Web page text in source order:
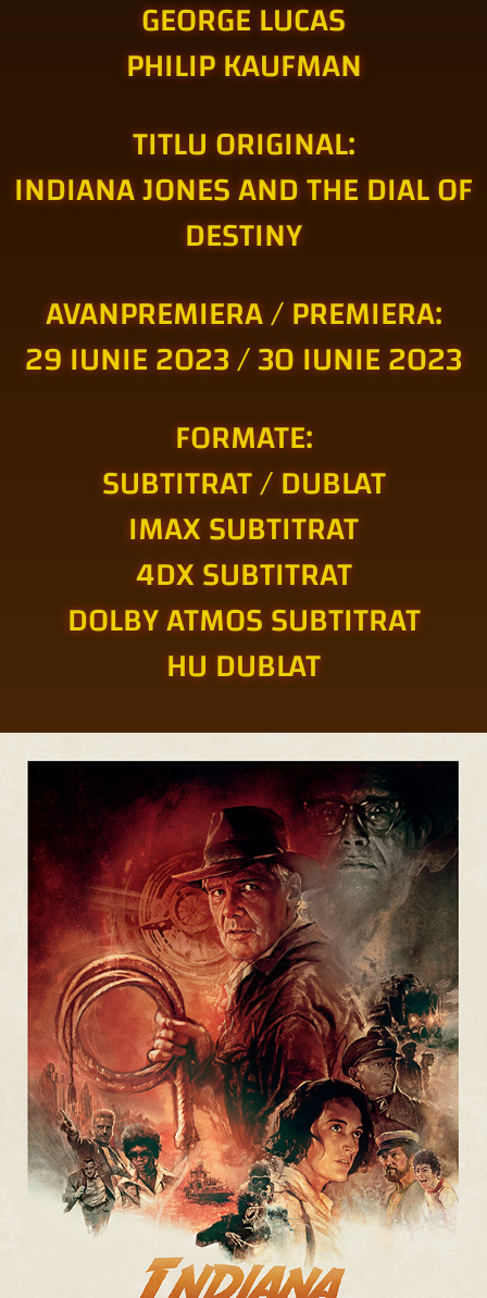
GEORGE LUCAS
PHILIP KAUFMAN
TITLU ORIGINAL:
INDIANA JONES AND THE DIAL OF
DESTINY
AVANPREMIERA / PREMIERA:
29 IUNIE 2023 / 30 IUNIE 2023
FORMATE:
SUBTITRAT / DUBLAT
IMAX SUBTITRAT
4DX SUBTITRAT
DOLBY ATMOS SUBTITRAT
HU DUBLAT